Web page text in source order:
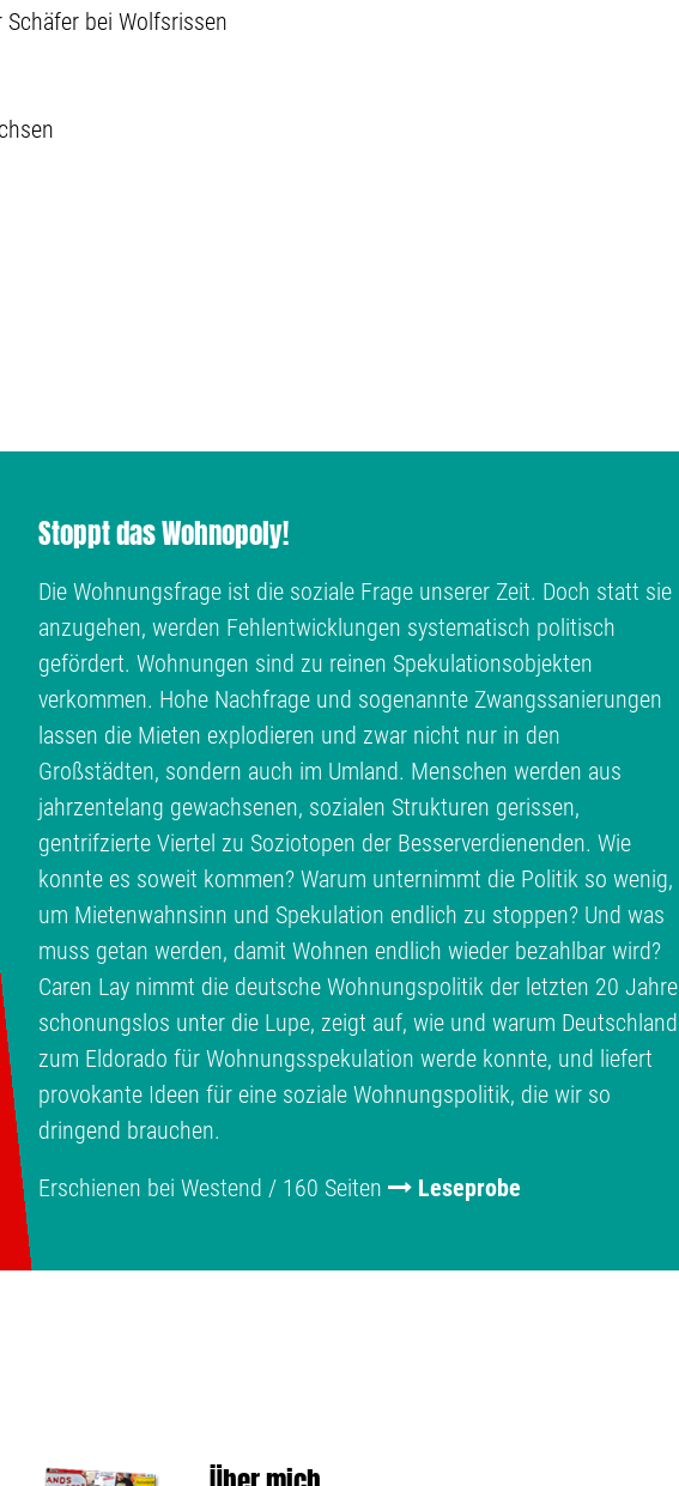
bei Wolfsrissen
Stoppt das Wohnopoly!
Die Wohnungsfrage ist die soziale Frage unserer Zeit. Doch statt sie
anzugehen, werden Fehlentwicklungen systematisch politisch
gefördert. Wohnungen sind zu reinen Spekulationsobjekten
verkommen. Hohe Nachfrage und sogenannte Zwangssanierungen
lassen die Mieten explodieren und zwar nicht nur in den
Großstädten, sondern auch im Umland. Menschen werden aus
jahrzentelang gewachsenen, sozialen Strukturen gerissen,
gentrifzierte Viertel zu Soziotopen der Besserverdienenden. Wie
konnte es soweit kommen? Warum unternimmt die Politik so wenig,
um Mietenwahnsinn und Spekulation endlich zu stoppen? Und was
muss getan werden, damit Wohnen endlich wieder bezahlbar wird?
Caren Lay nimmt die deutsche Wohnungspolitik der letzten 20 Jahre
schonungslos unter die Lupe, zeigt auf, wie und warum Deutschland
zum Eldorado für Wohnungsspekulation werde konnte, und liefert
provokante Ideen für eine soziale Wohnungspolitik, die wir so
dringend brauchen.
Erschienen bei Westend / 160 Seiten
Leseprobe